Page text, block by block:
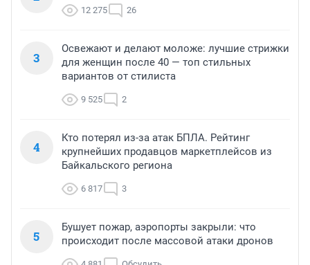
12 275 26
3
Освежают и делают моложе: лучшие стрижки
для женщин после 40 — топ стильных
вариантов от стилиста
9 525 2
4
Кто потерял из-за атак БПЛА. Рейтинг
крупнейших продавцов маркетплейсов из
Байкальского региона
6 817 3
5
Бушует пожар, аэропорты закрыли: что
происходит после массовой атаки дронов